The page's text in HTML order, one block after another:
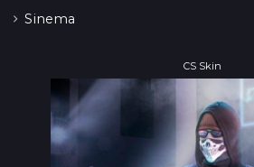
Sinema
CS Skin